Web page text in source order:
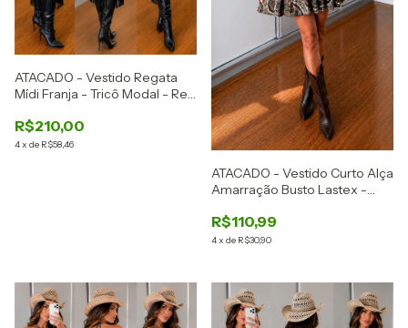
ATACADO - Vestido Regata
Mídi Franja - Tricô Modal - Ref:
R$210,00
4x de R$58,46
ATACADO - Vestido Curto Alça
Amarração Busto Lastex -
R$110,99
4x de R$30,90